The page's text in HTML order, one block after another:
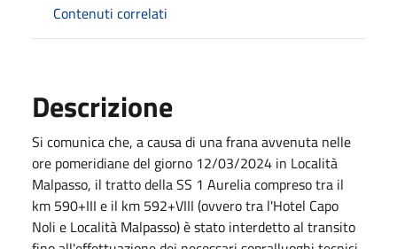
Contenuti correlati
Descrizione
Si comunica che, a causa di una frana avvenuta nelle
ore pomeridiane del giorno 12/03/2024 in Località
Malpasso, il tratto della SS 1 Aurelia compreso tra il
km 590+III e il km 592+VIII (ovvero tra l'Hotel Capo
Noli e Località Malpasso) è stato interdetto al transito